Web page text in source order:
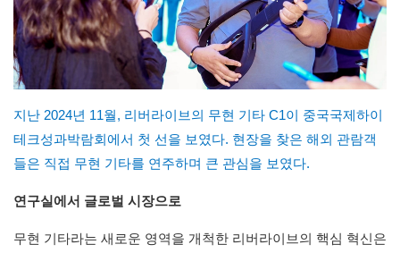
지난 2024년 11월, 리버라이브의 무현 기타 C1이 중국국제하이
테크성과박람회에서 첫 선을 보였다. 현장을 찾은 해외 관람객
들은 직접 무현 기타를 연주하며 큰 관심을 보였다.
연구실에서 글로벌 시장으로
무현 기타라는 새로운 영역을 개척한 리버라이브의 핵심 혁신은